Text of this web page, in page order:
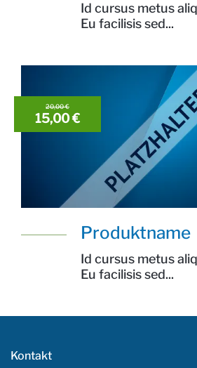
Id cursus metus
Eu facilisis sed...
20,00 €
15,00 €
Produktname
Id cursus metus
Eu facilisis sed...
Preis: 15,00 €
Kontakt